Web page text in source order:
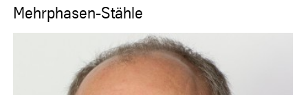
Mehrphasen-Stähle